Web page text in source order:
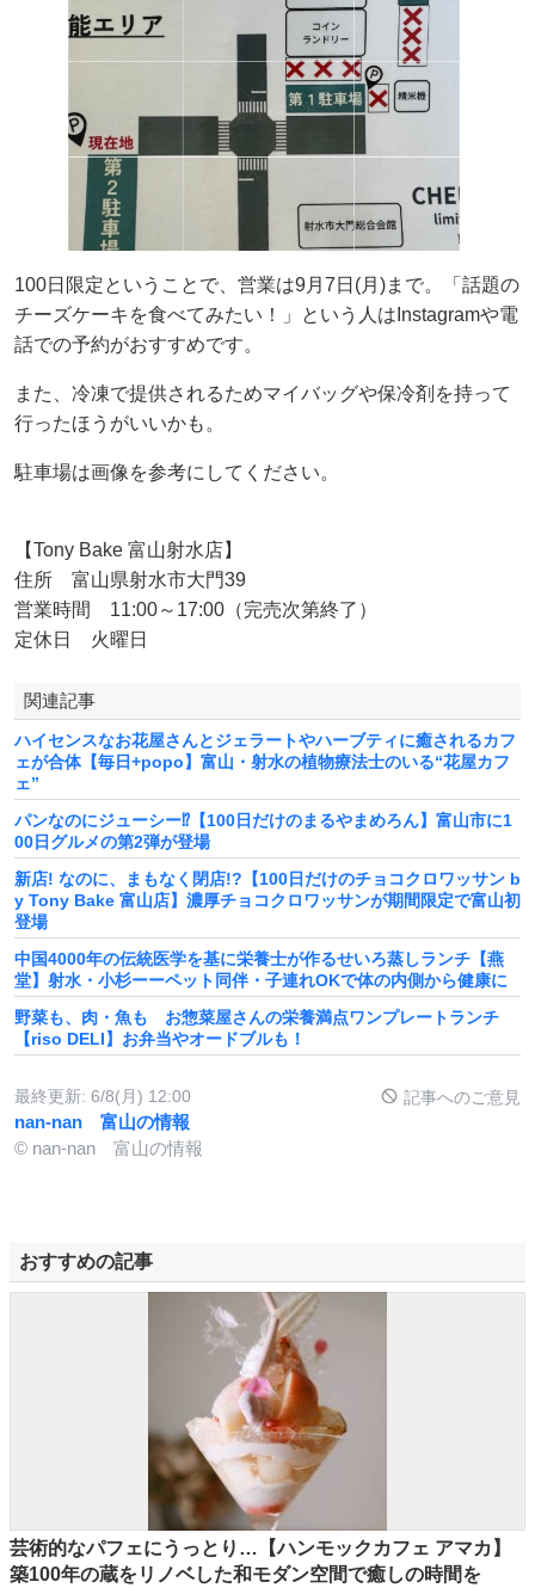
100日限定ということで、営業は9月7日(月)まで。「話題の
チーズケーキを食べてみたい！」という人はInstagramや電
話での予約がおすすめです。
また、冷凍で提供されるためマイバッグや保冷剤を持って
行ったほうがいいかも。
駐車場は画像を参考にしてください。
【Tony Bake 富山射水店】
住所 富山県射水市大門39
営業時間 11:00～17:00（完売次第終了）
定休日 火曜日
関連記事
ハイセンスなお花屋さんとジェラートやハーブティに癒されるカフ
ェが合体【毎日+popo】富山・射水の植物療法士のいる“花屋カフ
ェ”
パンなのにジューシー⁉【100日だけのまるやまめろん】富山市に1
00日グルメの第2弾が登場
新店! なのに、まもなく閉店!?【100日だけのチョコクロワッサン b
y Tony Bake 富山店】濃厚チョコクロワッサンが期間限定で富山初
登場
中国4000年の伝統医学を基に栄養士が作るせいろ蒸しランチ【燕
堂】射水・小杉ーーペット同伴・子連れOKで体の内側から健康に
野菜も、肉・魚も お惣菜屋さんの栄養満点ワンプレートランチ
【riso DELI】お弁当やオードブルも！
最終更新: 6/8(月) 12:00 記事へのご意見
nan-nan 富山の情報
© nan-nan 富山の情報
おすすめの記事
芸術的なパフェにうっとり…【ハンモックカフェ アマカ】
築100年の蔵をリノベした和モダン空間で癒しの時間を